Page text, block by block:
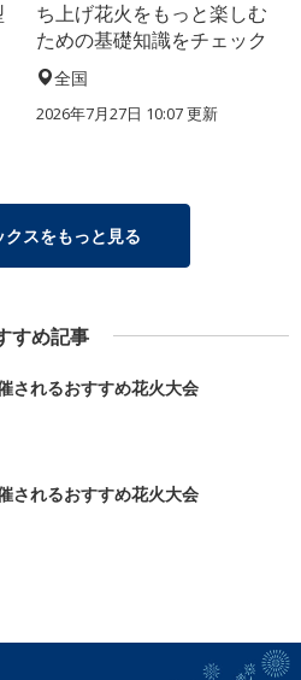
ち上げ花火をもっと楽しむ
ための基礎知識をチェック
全国
2026年7月27日 10:07 更新
クスをもっと見る
すめ記事
されるおすすめ花火大会
されるおすすめ花火大会